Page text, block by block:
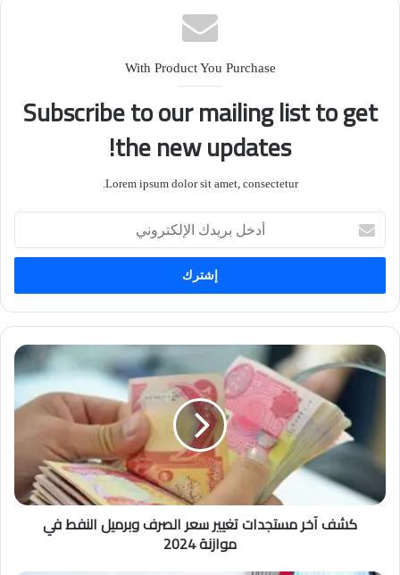
With Product You Purchase
Subscribe to our mailing list to get
the new updates!
Lorem ipsum dolor sit amet, consectetur.
بريدك
الإلكتروني
كشف آخر مستجدات تغيير سعر الصرف وبرميل النفط في
موازنة 2024